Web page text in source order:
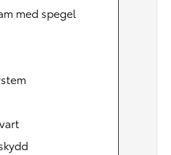
med spegel